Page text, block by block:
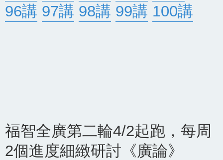
96講 97講 98講 99講 100講
福智全廣第二輪4/2起跑，每周
2個進度細緻研討《廣論》